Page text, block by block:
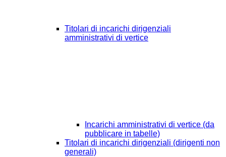
Titolari di incarichi dirigenziali
amministrativi di vertice
Incarichi amministrativi di vertice (da
pubblicare in tabelle)
Titolari di incarichi dirigenziali (dirigenti non
generali)